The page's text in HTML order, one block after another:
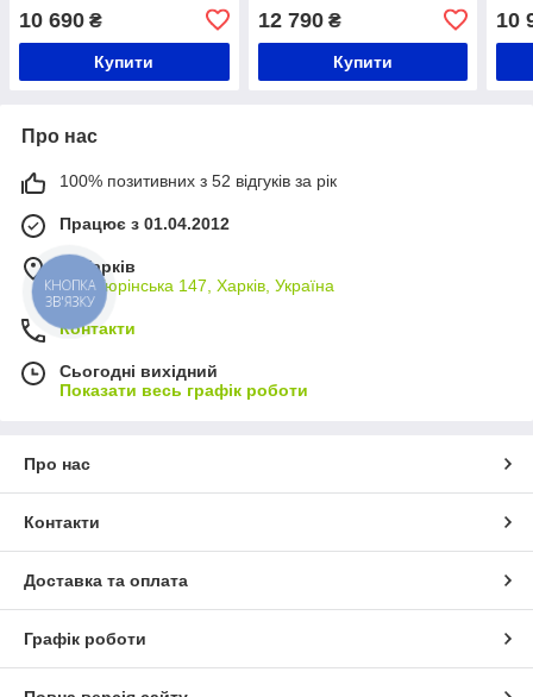
10 690 ₴
Купити
12 790₴
Купити
10
Про нас
100% позитивних з 52 відгуків за рік
Працює з 01.04.2012
м. Харків
вул. Тюрінська 147, Харків, Україна
Контакти
Сьогодні вихідний
Показати весь графік роботи
Про нас
Контакти
Доставка та оплата
Графік роботи
КНОПКА
ЗВ'ЯЗКУ